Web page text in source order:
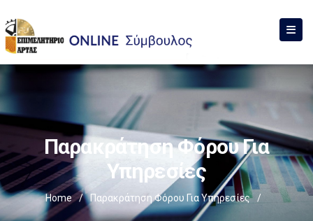
Παρακράτηση Φόρου Για
Υπηρεσίες
Home / Παρακράτηση Φόρου Για Υπηρεσίες /